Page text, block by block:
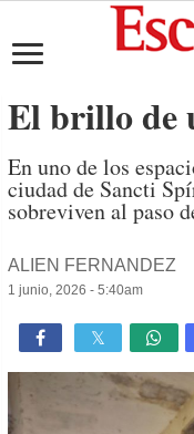
El brillo de
En uno de los
ciudad de Sancti
sobreviven al paso
ALIEN FERNANDEZ
1 junio, 2026 - 5:40am
